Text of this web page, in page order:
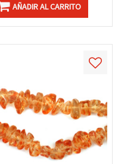
AÑADIR AL CARRITO